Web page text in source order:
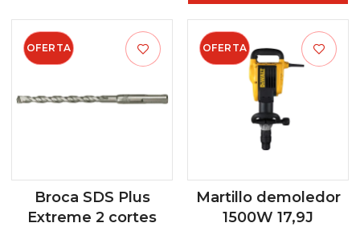
OFERTA
Broca SDS Plus
Extreme 2 cortes
OFERTA
Martillo demoledor
1500W 17,9J